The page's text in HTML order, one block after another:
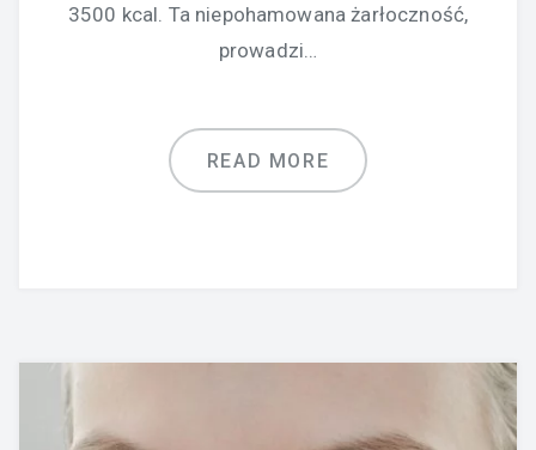
3500 kcal. Ta niepohamowana żarłoczność,
prowadzi…
READ MORE